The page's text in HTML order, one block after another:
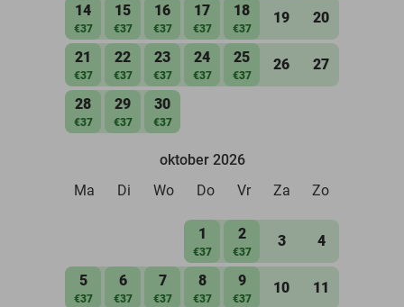
14
€37
15
€37
16
€37
17
€37
18
€37
19 20
21
€37
22
€37
23
€37
24
€37
25
€37
26 27
28
€37
29
€37
30
€37
oktober 2026
Ma
Di Wo Do Vr Za Zo
1
€37
2
€37
3 4
5
€37
6
€37
7
€37
8
€37
9
€37
10 11